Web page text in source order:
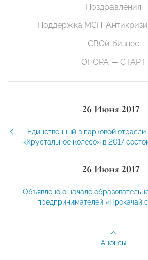
Поздравления
Поддержка МСП.
СВОй бизнес
ОПОРА — СТАРТ
26 Июня 2017
Единственный в парковой
«Хрустальное колесо» в 2017
26 Июня 2017
Объявлено о начале
предпринимателей «Прокачай
Анонсы